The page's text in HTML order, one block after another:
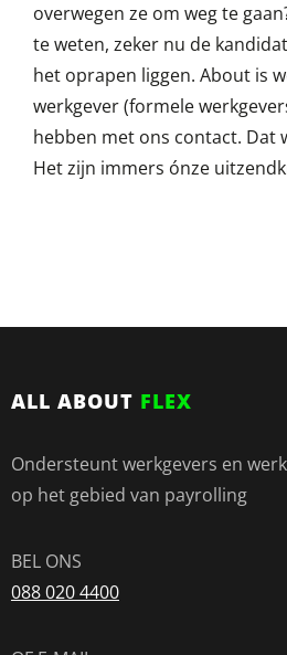
overwegen ze om weg te
te weten, zeker nu de
het oprapen liggen. About is
werkgever (formele
hebben met ons contact. Dat
Het zijn immers ónze
ALL ABOUT FLEX
Ondersteunt werkgevers en
op het gebied van payrolling
BEL ONS
088 020 4400